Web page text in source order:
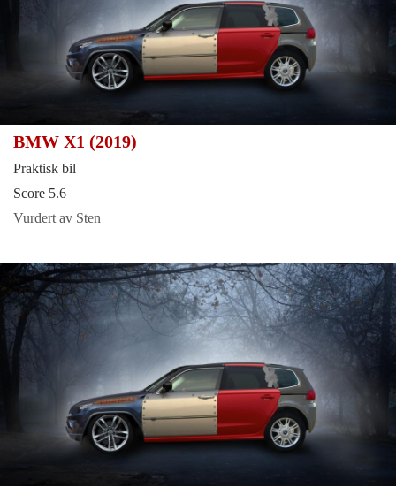
BMW X1 (2019)
Praktisk bil
Score 5.6
Vurdert av Sten